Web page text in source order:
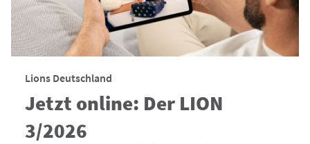
Lions Deutschland
Jetzt online: Der LION
3/2026